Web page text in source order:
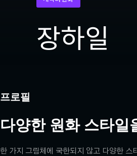
장하일
프로필
다양한 원화 스타일
한 가지 그림체에 국한되지 않고 다양한